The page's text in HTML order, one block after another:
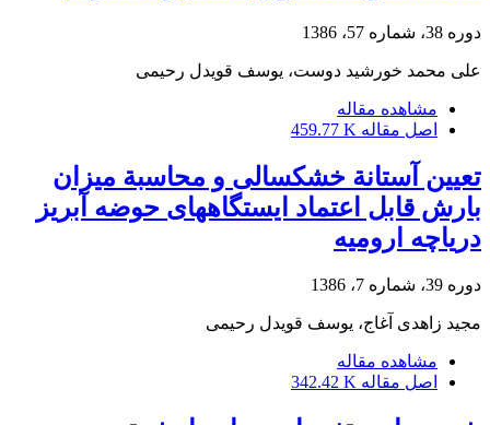
دوره 38، شماره 57، 1386
علی محمد خورشید دوست، یوسف قویدل رحیمی
مشاهده مقاله
اصل مقاله 459.77 K
تعیین آستانة خشکسالی و محاسبة میزان
بارش قابل اعتماد ایستگاههای حوضه آبریز
دریاچه ارومیه
دوره 39، شماره 7، 1386
مجید زاهدی آغاج، یوسف قویدل رحیمی
مشاهده مقاله
اصل مقاله 342.42 K